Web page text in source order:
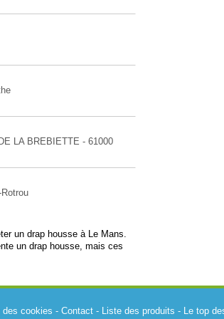
LA BREBIETTE - 61000
un drap housse à Le Mans.
un drap housse, mais ces
des cookies - Contact- Liste des produits - Le top